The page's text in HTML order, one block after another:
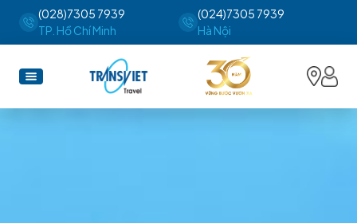
(028)7305 7939
TP. Hồ Chí Minh
(024)7305 7939
Hà Nội